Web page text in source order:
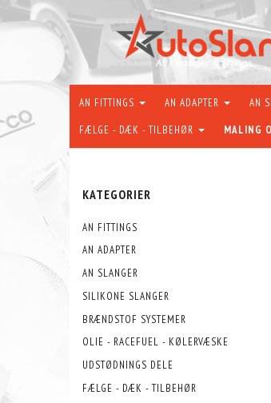
AN FITTINGS AN ADAPTER AN
FÆLGE - DÆK - TILBEHØR MALING
KATEGORIER
AN FITTINGS
AN ADAPTER
AN SLANGER
SILIKONE SLANGER
BRÆNDSTOF SYSTEMER
OLIE - RACEFUEL - KØLERVÆSKE
UDSTØDNINGS DELE
FÆLGE - DÆK - TILBEHØR